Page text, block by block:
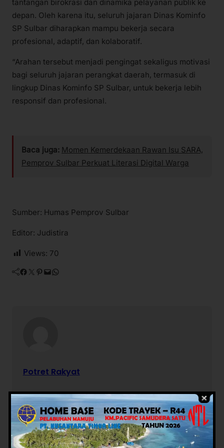
tantangan birokrasi dan dinamika pelayanan publik ke
depan. Oleh karena itu, seluruh jajaran Dinas Kominfo
SP Sulbar diharapkan mampu bekerja secara
profesional, adaptif, dan kolaboratif.
“Arahan tersebut menjadi pengingat sekaligus motivasi
bagi seluruh jajaran perangkat daerah, termasuk di
lingkup Dinas Kominfo SP Sulbar, untuk bekerja lebih
responsif dan profesional.
Baca juga: Momen Kemerdekaan Rawan Isu SARA,
Pemprov Sulbar Perkuat Literasi Digital Warga
Sumber: Humas Pemprov Sulbar
Editor: Judistira
Views: 70
Facebook Twitter Pinterest Mail WhatsApp
Potret Rakyat
Berita Terkait
AdvertorialDaerah
Advertorial
Daerah